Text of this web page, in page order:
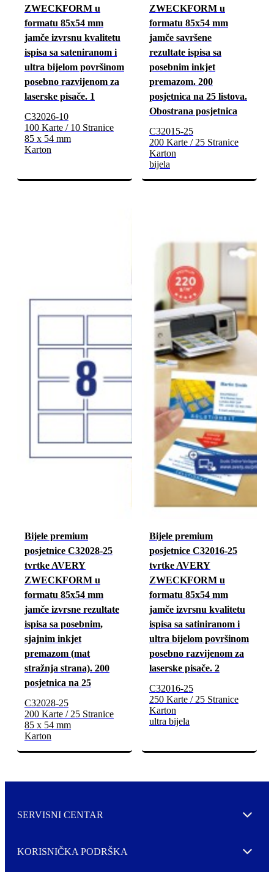
ZWECKFORM u
formatu 85x54 mm
jamče izvrsnu kvalitetu
ispisa sa sateniranom i
ultra bijelom površinom
posebno razvijenom za
laserske pisače. 1
C32026-10
100 Karte / 10 Stranice
85 x 54 mm
Karton
ZWECKFORM u
formatu 85x54 mm
jamče savršene
rezultate ispisa sa
posebnim inkjet
premazom. 200
posjetnica na 25 listova.
Obostrana posjetnica
C32015-25
200 Karte / 25 Stranice
Karton
bijela
Bijele premium
posjetnice C32028-25
tvrtke AVERY
ZWECKFORM u
formatu 85x54 mm
jamče izvrsne rezultate
ispisa sa posebnim,
sjajnim inkjet
premazom (mat
stražnja strana). 200
posjetnica na 25
C32028-25
200 Karte / 25 Stranice
85 x 54 mm
Karton
Bijele premium
posjetnice C32016-25
tvrtke AVERY
ZWECKFORM u
formatu 85x54 mm
jamče izvrsnu kvalitetu
ispisa sa satiniranom i
ultra bijelom površinom
posebno razvijenom za
laserske pisače. 2
C32016-25
250 Karte / 25 Stranice
Karton
ultra bijela
SERVISNI CENTAR Expand
KORISNIČKA PODRŠKA Expand